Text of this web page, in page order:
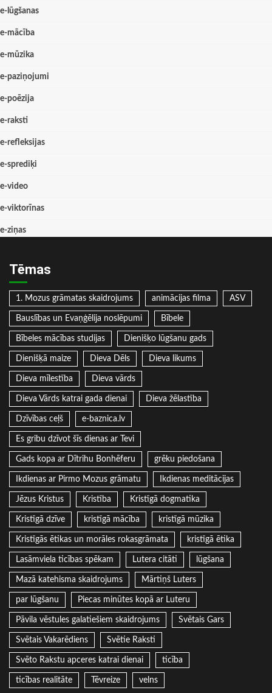
e-lūgšanas
e-mācība
e-mūzika
e-paziņojumi
e-poēzija
e-raksti
e-refleksijas
e-sprediķi
e-video
e-viktorīnas
e-ziņas
Tēmas
1. Mozus grāmatas skaidrojums animācijas filma ASV
Bauslības un Evaņģēlija noslēpumi Bībele
Bībeles mācības studijas Dienišķo lūgšanu gads
Dienišķā maize Dieva Dēls Dieva likums
Dieva mīlestība Dieva vārds
Dieva Vārds katrai gada dienai Dieva žēlastība
Dzīvības ceļš e-baznica.lv
Es gribu dzīvot šīs dienas ar Tevi
Gads kopa ar Dītrihu Bonhēferu grēku piedošana
Ikdienas ar Pirmo Mozus grāmatu Ikdienas meditācijas
Jēzus Kristus Kristība Kristīgā dogmatika
Kristīgā dzīve kristīgā mācība kristīgā mūzika
Kristīgās ētikas un morāles rokasgrāmata kristīgā ētika
Lasāmviela ticības spēkam Lutera citāti lūgšana
Mazā katehisma skaidrojums Mārtiņš Luters
par lūgšanu Piecas minūtes kopā ar Luteru
Pāvila vēstules galatiešiem skaidrojums Svētais Gars
Svētais Vakarēdiens Svētie Raksti
Svēto Rakstu apceres katrai dienai ticība
ticības realitāte Tēvreize velns